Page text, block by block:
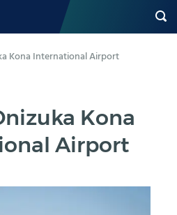
Kona International Airport
Kona
Airport